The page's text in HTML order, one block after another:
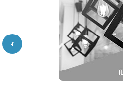
‹